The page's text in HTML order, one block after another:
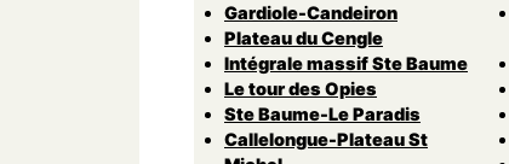
Gardiole-Candeiron
Plateau du Cengle
Intégrale massif Ste Baume
Le tour des Opies
Ste Baume-Le Paradis
Callelongue-Plateau St